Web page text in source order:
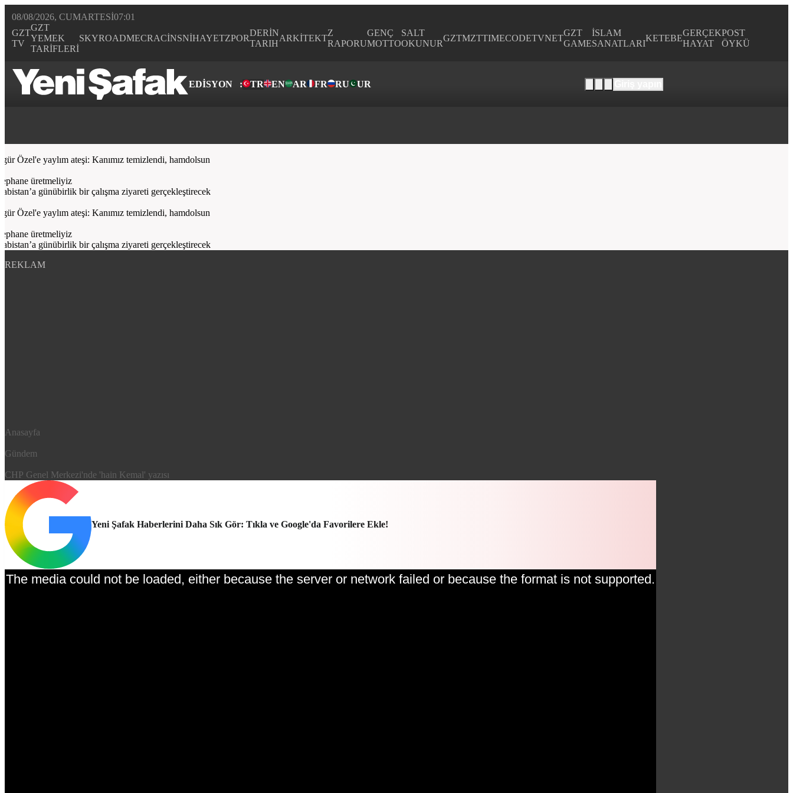
08/08/2026, CUMARTESI07:01
GZT
TV
GZT
YEMEK
TARİFLERİ
SKYROADMECRACİNSNİHAYETZPOR
DERİN
TARIH
ARKİTEKT
Z
RAPORU
GENÇ
MOTTO
SALT
OKUNUR
GZTMZTTIMECODETVNET
GZT
GAME
İSLAM
SANATLARI
KETEBE
GERÇEK
HAYAT
POST
ÖYKÜ
EDİSYON : TR EN AR FR RU UR
yaylım ateşi: Kanımız temizlendi, hamdolsun
üretmeliyiz
günübirlik bir çalışma ziyareti gerçekleştirecek
yaylım ateşi: Kanımız temizlendi, hamdolsun
üretmeliyiz
günübirlik bir çalışma ziyareti gerçekleştirecek
REKLAM
Anasayfa
Gündem
CHP Genel Merkezi'nde 'hain Kemal' yazısı
Yeni Şafak Haberlerini Daha Sık Gör: Tıkla ve Google'da Favorilere Ekle!
This is a modal window.
The media could not be loaded, either because the server or network failed or because the format is not supported.